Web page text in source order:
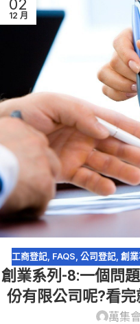
02
12 月
工商登記 FAQS 公司登記 創
創業系列-8:一個問
份有限公司呢?看
萬集